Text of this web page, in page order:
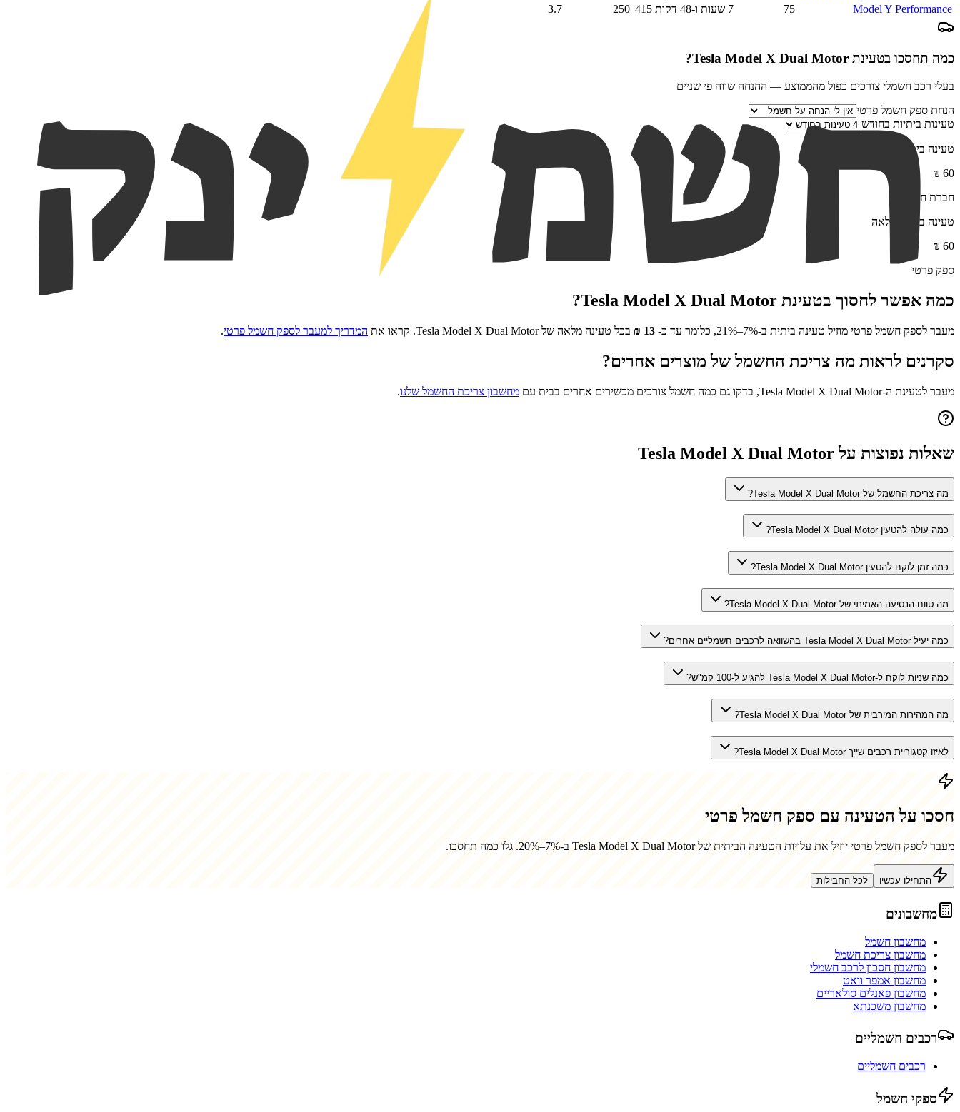
Model Y Performance
75 7 שעות ו-48 דקות 415
250
3.7
כמה תחסכו בטעינת Tesla Model X Dual Motor
?
בעלי רכב חשמלי צורכים כפול מהממוצע — ההנחה שווה פי שניים
הנחת ספק חשמל פרטי
טעינות ביתיות בחודש
טעינה ביתית מלאה
60
₪
חברת חשמל
טעינה ביתית מלאה
60
₪
ספק פרטי
כמה אפשר לחסוך בטעינת Tesla Model X Dual Motor
?
מעבר לספק חשמל פרטי מוזיל טעינה ביתית ב-7%–21%, כלומר עד כ- 13
₪ בכל טעינה מלאה שלTesla Model X Dual Motor. קראו את המדריך למעבר לספק חשמל פרטי.
סקרנים לראות מה צריכת החשמל של מוצרים אחרים?
מעבר לטעינת ה-Tesla Model X Dual Motor, בדקו גם כמה חשמל צורכים מכשירים אחרים בבית עם מחשבון צריכת החשמל שלנו.
שאלות נפוצות עלTesla Model X Dual Motor
מה צריכת החשמל של Tesla Model X Dual Motor?
כמה עולה להטעין Tesla Model X Dual Motor?
כמה זמן לוקח להטעין Tesla Model X Dual Motor?
מה טווח הנסיעה האמיתי של Tesla Model X Dual Motor?
כמה יעיל Tesla Model X Dual Motor בהשוואה לרכבים חשמליים אחרים?
כמה שניות לוקח ל-Tesla Model X Dual Motor להגיע ל-100 קמ"ש?
מה המהירות המירבית של Tesla Model X Dual Motor?
לאיזו קטגוריית רכבים שייך Tesla Model X Dual Motor?
חסכו על הטעינה עם ספק חשמל פרטי
מעבר לספק חשמל פרטי יוזיל את עלויות הטעינה הביתית שלTesla Model X Dual Motor ב-7%–20%. גלו כמה תחסכו.
התחילו עכשיו לכל החבילות
מחשבונים
מחשבון חשמל
מחשבון צריכת חשמל
מחשבון חסכון לרכב חשמלי
מחשבון אמפר וואט
מחשבון פאנלים סולאריים
מחשבון משכנתא
רכבים חשמליים
רכבים חשמליים
ספקי חשמל